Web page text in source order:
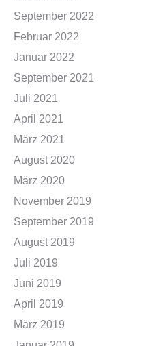
September 2022
Februar 2022
Januar 2022
September 2021
Juli 2021
April 2021
März 2021
August 2020
März 2020
November 2019
September 2019
August 2019
Juli 2019
Juni 2019
April 2019
März 2019